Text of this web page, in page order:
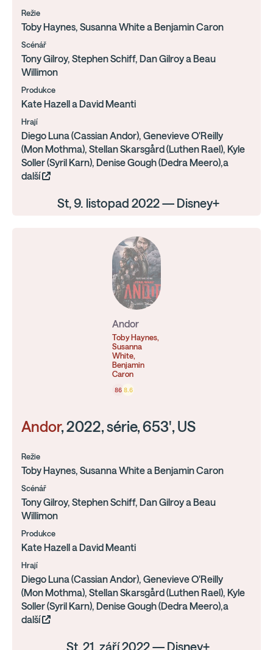
Režie
Toby Haynes, Susanna White a Benjamin Caron
Scénář
Tony Gilroy, Stephen Schiff, Dan Gilroy a Beau
Willimon
Produkce
Kate Hazell a David Meanti
Hrají
Diego Luna (Cassian Andor), Genevieve O'Reilly
(Mon Mothma), Stellan Skarsgård (Luthen Rael), Kyle
Soller (Syril Karn), Denise Gough (Dedra Meero),a
další
St, 9. listopad 2022 — Disney+
Andor
Toby Haynes,
Susanna
White,
Benjamin
Caron
86 8.6
Andor, 2022, série, 653', US
Režie
Toby Haynes, Susanna White a Benjamin Caron
Scénář
Tony Gilroy, Stephen Schiff, Dan Gilroy a Beau
Willimon
Produkce
Kate Hazell a David Meanti
Hrají
Diego Luna (Cassian Andor), Genevieve O'Reilly
(Mon Mothma), Stellan Skarsgård (Luthen Rael), Kyle
Soller (Syril Karn), Denise Gough (Dedra Meero),a
další
St, 21. září 2022 — Disney+